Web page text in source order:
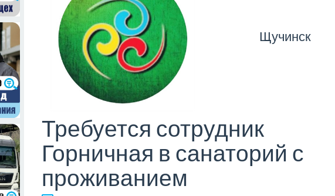
Щучинск
Требуется сотрудник
Горничная в санаторий с
проживанием